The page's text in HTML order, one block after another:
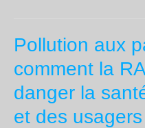
Pollution aux
comment la
danger la
et des usagers